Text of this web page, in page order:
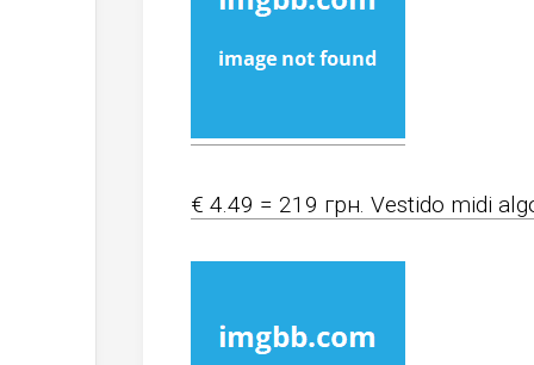
€ 4.49 = 219 грн. Vestido midi